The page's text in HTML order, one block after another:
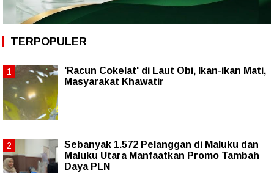
TERPOPULER
'Racun Cokelat' di Laut Obi, Ikan-ikan Mati,
Masyarakat Khawatir
Sebanyak 1.572 Pelanggan di Maluku dan
Maluku Utara Manfaatkan Promo Tambah
Daya PLN